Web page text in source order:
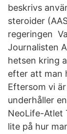
beskrivs
steroider
regeringen
Journalisten
hetsen kring
efter att man
Eftersom vi
underhåller
NeoLife-Atlet
lite på hur